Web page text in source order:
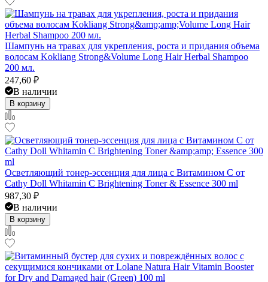
Шампунь на травах для укрепления, роста и придания объема
волосам Kokliang Strong&Volume Long Hair Herbal Shampoo
200 мл.
247,60 ₽
В наличии
В корзину
Осветляющий тонер-эссенция для лица с Витамином С от
Cathy Doll Whitamin C Brightening Toner & Essence 300 ml
987,30 ₽
В наличии
В корзину